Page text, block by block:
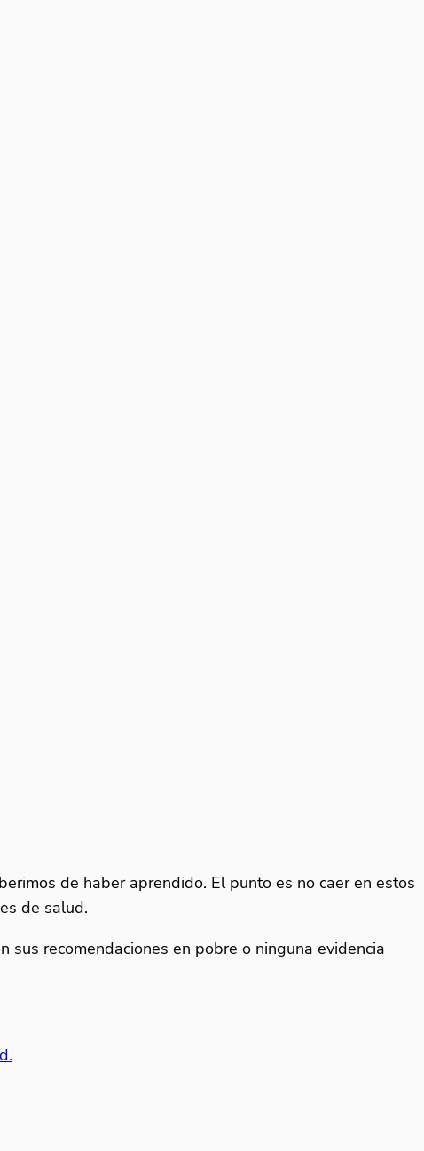
de haber aprendido. El punto es no caer en estos
de salud.
recomendaciones en pobre o ninguna evidencia